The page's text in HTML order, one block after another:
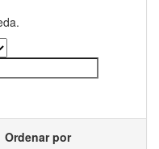
Ordenar por